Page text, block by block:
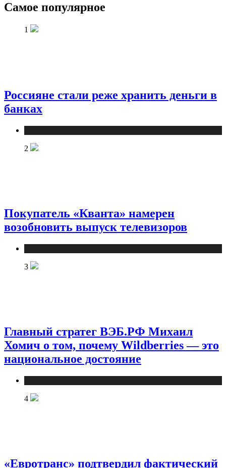
Самое популярное
1
Россияне стали реже хранить деньги в
банках
2
Покупатель «Кванта» намерен
возобновить выпуск телевизоров
3
Главный стратег ВЭБ.РФ Михаил
Хомич о том, почему Wildberries — это
национальное достояние
4
«Евротранс» подтвердил фактический